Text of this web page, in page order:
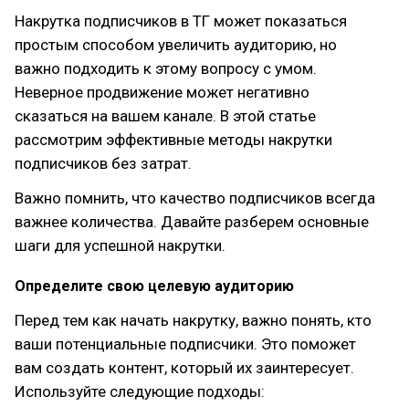
Накрутка подписчиков в ТГ может показаться
простым способом увеличить аудиторию, но
важно подходить к этому вопросу с умом.
Неверное продвижение может негативно
сказаться на вашем канале. В этой статье
рассмотрим эффективные методы накрутки
подписчиков без затрат.
Важно помнить, что качество подписчиков всегда
важнее количества. Давайте разберем основные
шаги для успешной накрутки.
Определите свою целевую аудиторию
Перед тем как начать накрутку, важно понять, кто
ваши потенциальные подписчики. Это поможет
вам создать контент, который их заинтересует.
Используйте следующие подходы: